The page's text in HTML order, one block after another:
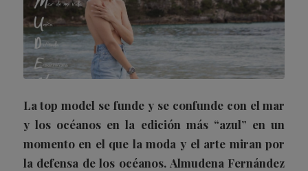
La top model se funde y se confunde con el mar
y los océanos en la edición más “azul” en un
momento en el que la moda y el arte miran por
la defensa de los océanos. Almudena Fernández